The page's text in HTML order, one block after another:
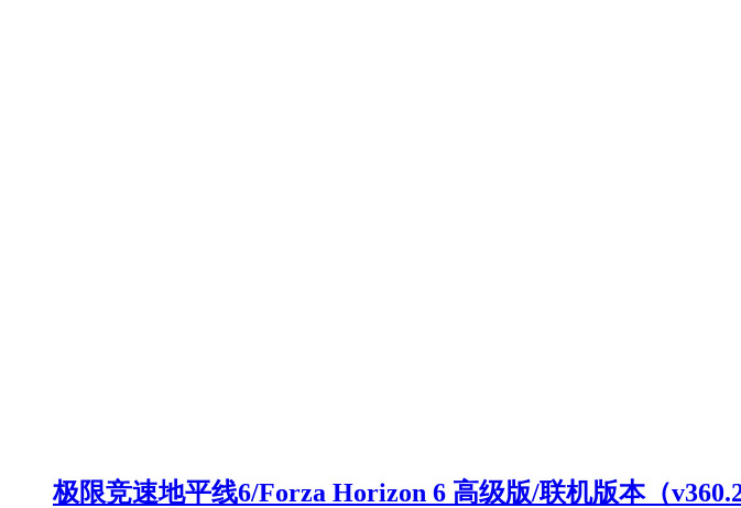
极限竞速地平线6/Forza Horizon 6 高级版/联机版本（